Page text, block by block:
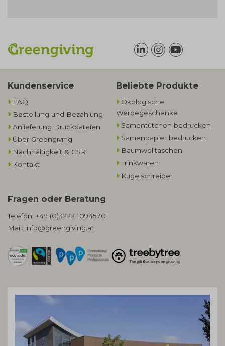
Kundenservice
FAQ
Bestellung und Bezahlung
Anlieferung Druckdateien
Über Greengiving
Nachhaltigkeit & CSR
Kontakt
Beliebte Produkte
Ökologische
Werbegeschenke​
Samentütchen bedrucken
Samenpapier bedrucken
Baumwolltaschen​
Trinkwaren
Kugelschreiber
Fragen oder Beratung
Telefon: +49 (0)3222 1094570
Mail: info@greengiving.at